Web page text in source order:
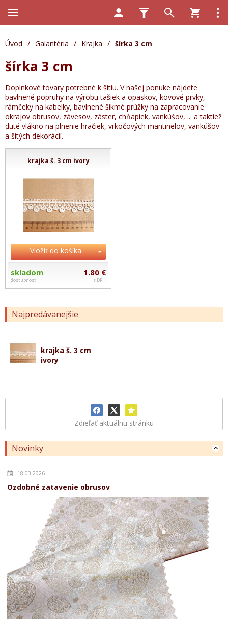
Najpredávanejšie
krajka š. 3 cm
ivory
Zdieľať aktuálnu stránku
Novinky
18.03.2026
Ozdobné zatavenie obrusov
Úvod / Galantéria / Krajka / šírka 3 cm
šírka 3 cm
Doplnkové tovary potrebné k šitiu. V našej ponuke nájdete
bavlnené popruhy na výrobu tašiek a opaskov, kovové prvky,
rámčeky na kabelky, bavlnené šikmé prúžky na zapracovanie
okrajov obrusov, závesov, záster, chňapiek, vankúšov, ... a taktiež
duté vlákno na plnenie hračiek, vrkočových mantinelov, vankúšov
a šitých dekorácií.
krajka š. 3 cm ivory
Vložiť do košíka
skladom
dostupnosť
1.80 €
s DPH